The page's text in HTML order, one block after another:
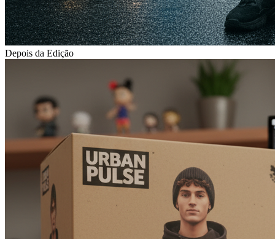
Depois da Edição